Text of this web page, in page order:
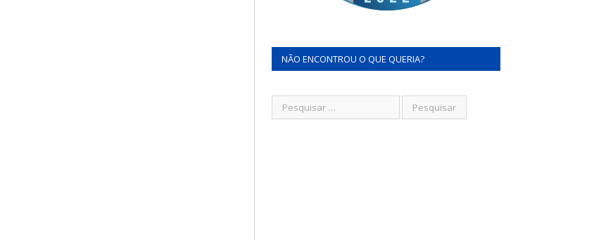
NÃO ENCONTROU O QUE QUERIA?